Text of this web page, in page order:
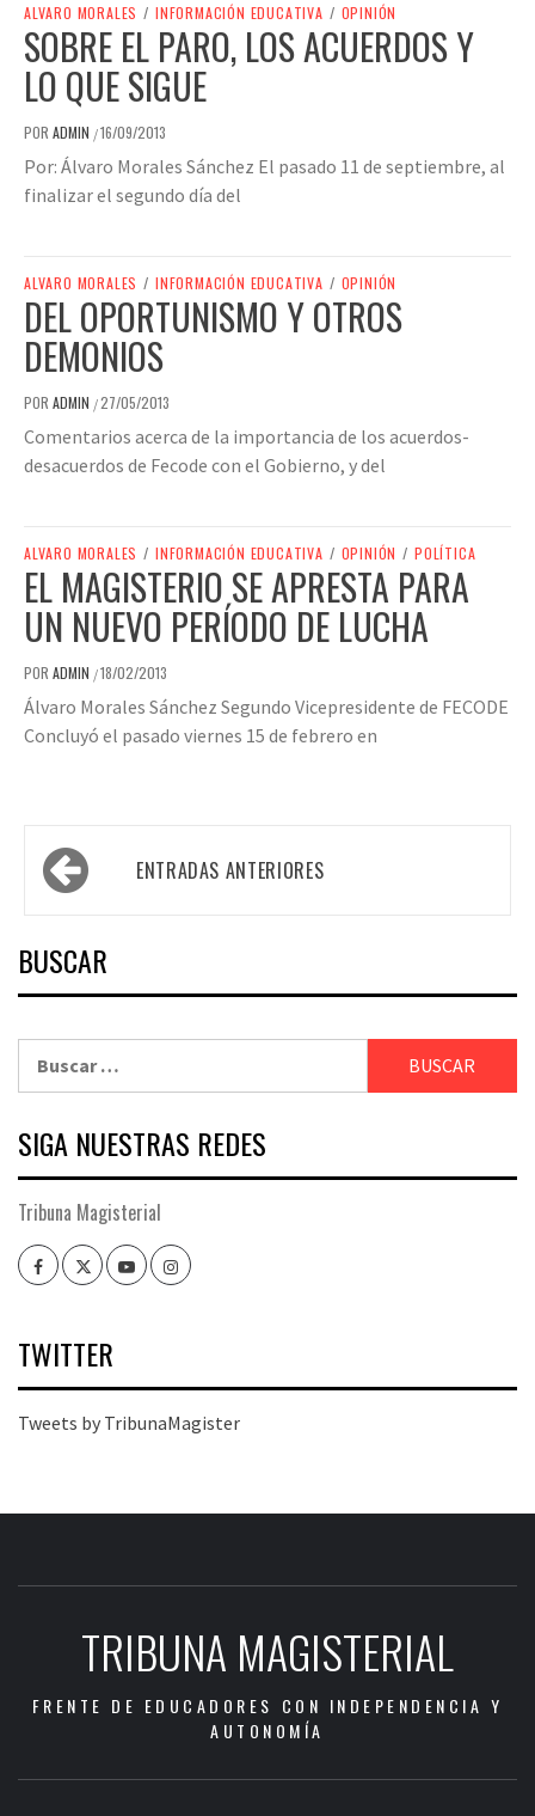
ALVARO MORALES / INFORMACIÓN EDUCATIVA / OPINIÓN
SOBRE EL PARO, LOS ACUERDOS Y
LO QUE SIGUE
POR ADMIN /16/09/2013
Por: Álvaro Morales Sánchez El pasado 11 de septiembre, al
finalizar el segundo día del
ALVARO MORALES / INFORMACIÓN EDUCATIVA / OPINIÓN
DEL OPORTUNISMO Y OTROS
DEMONIOS
POR ADMIN /27/05/2013
Comentarios acerca de la importancia de los acuerdos-
desacuerdos de Fecode con el Gobierno, y del
ALVARO MORALES / INFORMACIÓN EDUCATIVA / OPINIÓN / POLÍTICA
EL MAGISTERIO SE APRESTA PARA
UN NUEVO PERÍODO DE LUCHA
POR ADMIN /18/02/2013
Álvaro Morales Sánchez Segundo Vicepresidente de FECODE
Concluyó el pasado viernes 15 de febrero en
Navegación
de ENTRADAS ANTERIORES
BUSCAR
SIGA NUESTRAS REDES
Tribuna Magisterial
FacebookTwitterYoutubeInstagram
TWITTER
Tweets by TribunaMagister
TRIBUNA MAGISTERIAL
FRENTE DE EDUCADORES CON INDEPENDENCIA Y
AUTONOMÍA